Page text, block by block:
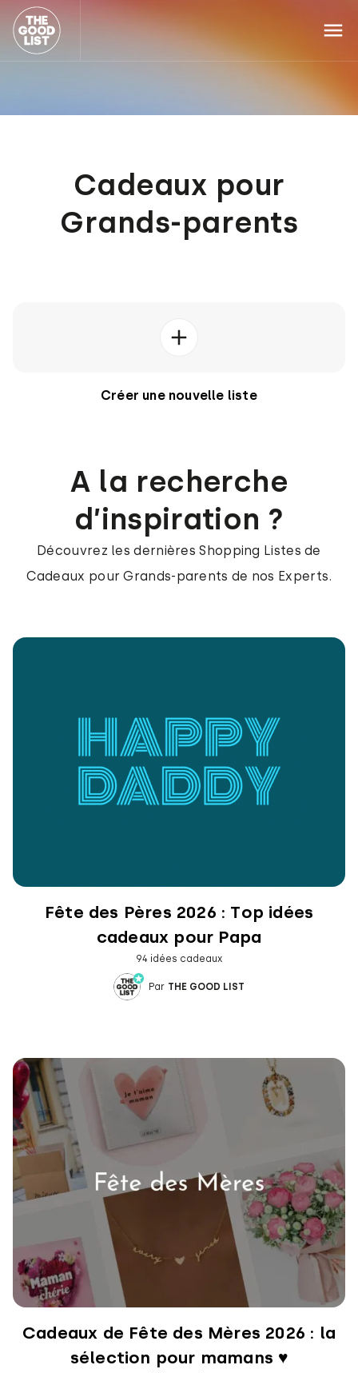
Cadeaux pour
Grands-parents
Créer une nouvelle liste
A la recherche
d’inspiration ?
Découvrez les dernières Shopping Listes de
Cadeaux pour Grands-parents de nos Experts.
Fête des Pères 2026 : Top idées
cadeaux pour Papa
94 idées cadeaux
Par THE GOOD LIST
Cadeaux de Fête des Mères 2026 : la
sélection pour mamans ♥